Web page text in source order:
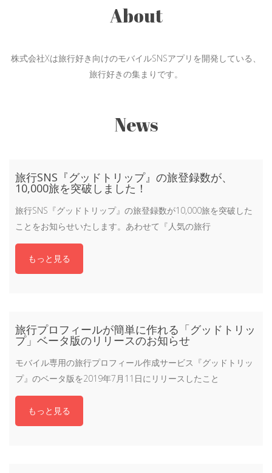
About
株式会社Xは旅行好き向けのモバイルSNSアプリを開発している、
旅行好きの集まりです。
News
旅行SNS『グッドトリップ』の旅登録数が、
10,000旅を突破しました！
旅行SNS『グッドトリップ』の旅登録数が10,000旅を突破した
ことをお知らせいたします。あわせて『人気の旅行
もっと見る
旅行プロフィールが簡単に作れる「グッドトリッ
プ」ベータ版のリリースのお知らせ
モバイル専用の旅行プロフィール作成サービス『グッドトリッ
プ』のベータ版を2019年7月11日にリリースしたこと
もっと見る